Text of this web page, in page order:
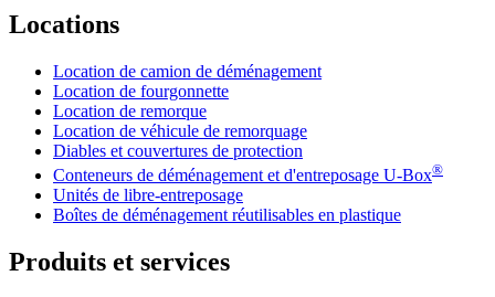
Locations
Location de camion de déménagement
Location de fourgonnette
Location de remorque
Location de véhicule de remorquage
Diables et couvertures de protection
Conteneurs de déménagement et d'entreposage U-Box®
Unités de libre-entreposage
Boîtes de déménagement réutilisables en plastique
Produits et services